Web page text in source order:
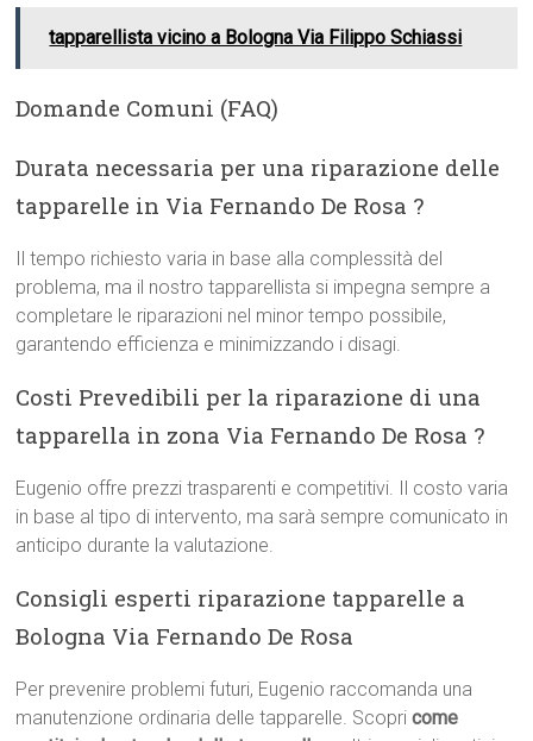
tapparellista vicino a Bologna Via Filippo Schiassi
Domande Comuni (FAQ)
Durata necessaria per una riparazione delle
tapparelle in Via Fernando De Rosa ?
Il tempo richiesto varia in base alla complessità del
problema, ma il nostro tapparellista si impegna sempre a
completare le riparazioni nel minor tempo possibile,
garantendo efficienza e minimizzando i disagi.
Costi Prevedibili per la riparazione di una
tapparella in zona Via Fernando De Rosa ?
Eugenio offre prezzi trasparenti e competitivi. Il costo varia
in base al tipo di intervento, ma sarà sempre comunicato in
anticipo durante la valutazione.
Consigli esperti riparazione tapparelle a
Bologna Via Fernando De Rosa
Per prevenire problemi futuri, Eugenio raccomanda una
manutenzione ordinaria delle tapparelle. Scopricome